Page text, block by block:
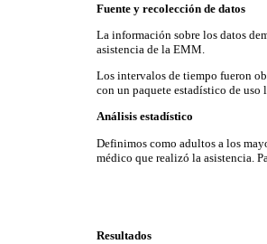
Fuente y recolección de datos
La información sobre los datos
asistencia de la EMM.
Los intervalos de tiempo fueron
con un paquete estadístico de uso
Análisis estadístico
Definimos como adultos a los
médico que realizó la asistencia.
Resultados